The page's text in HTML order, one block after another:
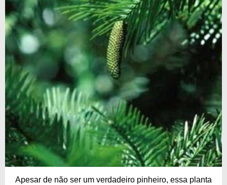
Apesar de não ser um verdadeiro pinheiro, essa planta